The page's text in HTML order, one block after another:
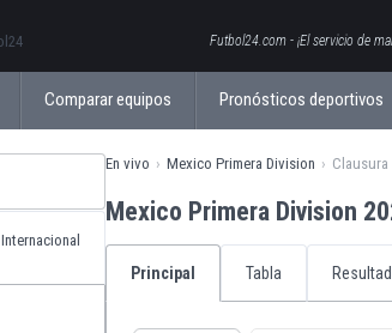
Futbol24.com - ¡El servicio de
Comparar equipos Pronósticos deportivos
Internacional
En vivo Mexico Primera Division Clausura
Mexico Primera Division
Principal Tabla